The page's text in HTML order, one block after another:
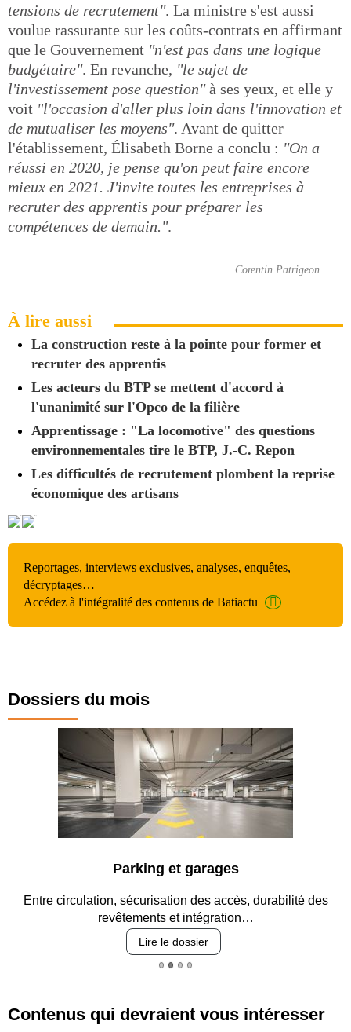
tensions de recrutement". La ministre s'est aussi
voulue rassurante sur les coûts-contrats en affirmant
que le Gouvernement "n'est pas dans une logique
budgétaire". En revanche, "le sujet de
l'investissement pose question"à ses yeux, et elle y
voit "l'occasion d'aller plus loin dans l'innovation et
de mutualiser les moyens". Avant de quitter
l'établissement, Élisabeth Borne a conclu : "On a
réussi en 2020, je pense qu'on peut faire encore
mieux en 2021. J'invite toutes les entreprises à
recruter des apprentis pour préparer les
compétences de demain.".
Corentin Patrigeon
À lire aussi
La construction reste à la pointe pour former et
recruter des apprentis
Les acteurs du BTP se mettent d'accord à
l'unanimité sur l'Opco de la filière
Apprentissage : "La locomotive" des questions
environnementales tire le BTP, J.-C. Repon
Les difficultés de recrutement plombent la reprise
économique des artisans
Reportages, interviews exclusives, analyses, enquêtes,
décryptages…
Accédez à l'intégralité des contenus de Batiactu
Dossiers du mois
Parking et garages
Entre circulation, sécurisation des accès, durabilité des
revêtements et intégration…
Lire le dossier
Contenus qui devraient vous intéresser